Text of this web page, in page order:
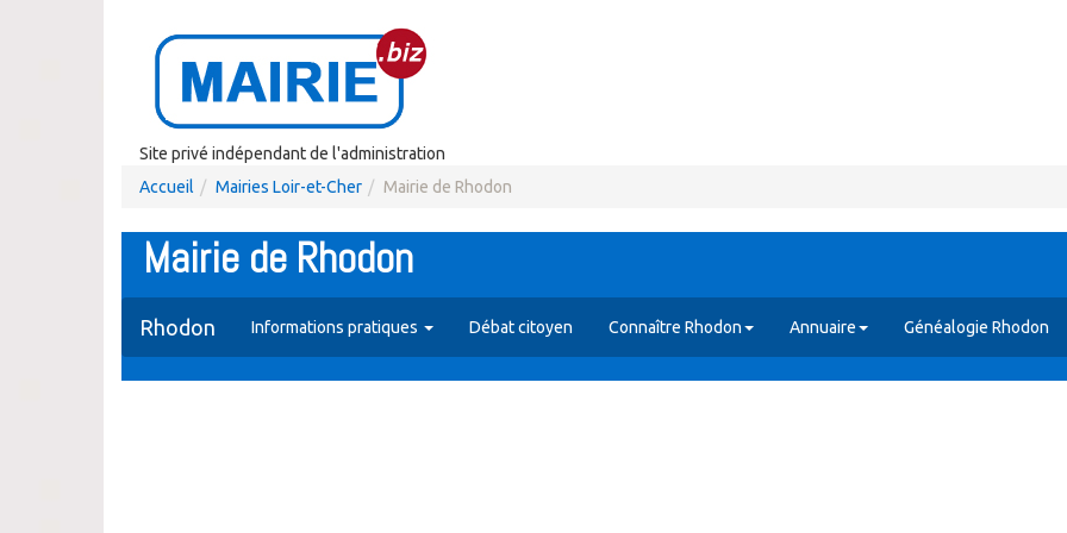
Site privé indépendant de l'administration
Accueil
Mairies Loir-et-Cher Mairie de Rhodon
Mairie de Rhodon
Rhodon Informations pratiques Débat citoyen Connaître Rhodon Annuaire Généalogie Rhodon